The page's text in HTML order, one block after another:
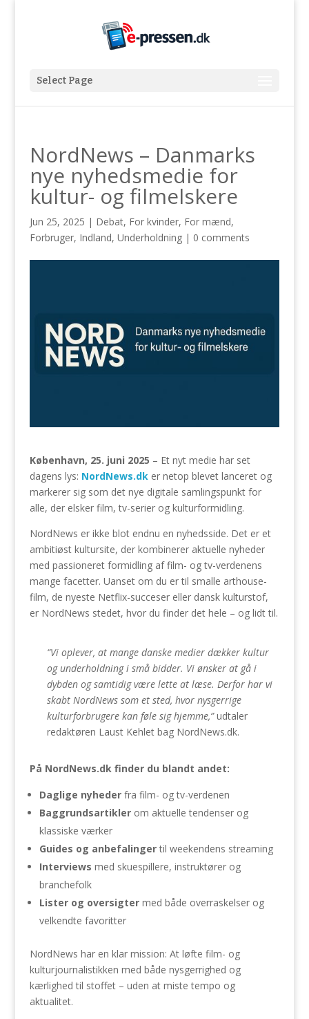
Select Page
NordNews – Danmarks
nye nyhedsmedie for
kultur- og filmelskere
Jun 25, 2025 | Debat, For kvinder, For mænd,
Forbruger, Indland, Underholdning| 0 comments
København, 25. juni 2025 – Et nyt medie har set
dagens lys: NordNews.dker netop blevet lanceret og
markerer sig som det nye digitale samlingspunkt for
alle, der elsker film, tv-serier og kulturformidling.
NordNews er ikke blot endnu en nyhedsside. Det er et
ambitiøst kultursite, der kombinerer aktuelle nyheder
med passioneret formidling af film- og tv-verdenens
mange facetter. Uanset om du er til smalle arthouse-
film, de nyeste Netflix-succeser eller dansk kulturstof,
er NordNews stedet, hvor du finder det hele – og lidt til.
“Vi oplever, at mange danske medier dækker kultur
og underholdning i små bidder. Vi ønsker at gå i
dybden og samtidig være lette at læse. Derfor har vi
skabt NordNews som et sted, hvor nysgerrige
kulturforbrugere kan føle sig hjemme,”udtaler
redaktøren Laust Kehlet bag NordNews.dk.
På NordNews.dk finder du blandt andet:
Daglige nyhederfra film- og tv-verdenen
Baggrundsartiklerom aktuelle tendenser og
klassiske værker
Guides og anbefalingertil weekendens streaming
Interviews med skuespillere, instruktører og
branchefolk
Lister og oversigtermed både overraskelser og
velkendte favoritter
NordNews har en klar mission: At løfte film- og
kulturjournalistikken med både nysgerrighed og
kærlighed til stoffet – uden at miste tempo og
aktualitet.